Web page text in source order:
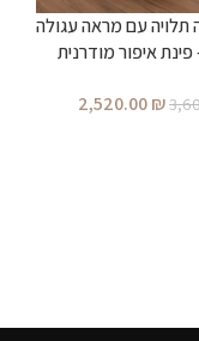
תלויה עם מראה עגולה
איפור מודרנית
2,520.00₪